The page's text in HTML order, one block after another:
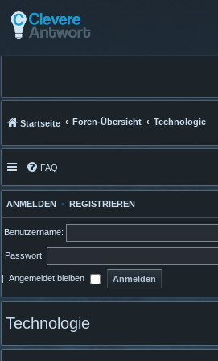
Startseite Foren-Übersicht Technologie
FAQ
ANMELDEN • REGISTRIEREN
Benutzername:
Passwort:
| Angemeldet bleiben
Technologie